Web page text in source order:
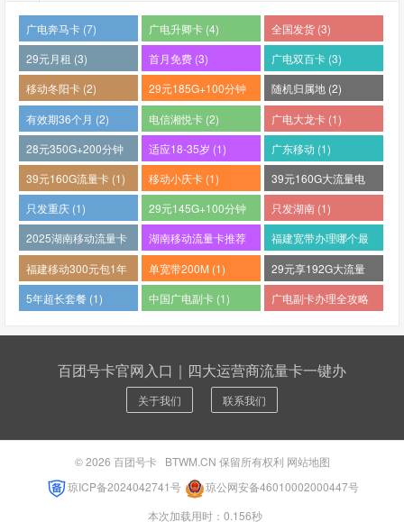
广电奔马卡 (7) 广电升卿卡 (4)
全国发货 (3)
29元月租 (3)
首月免费 (3)
广电双百卡 (3)
移动冬阳卡 (2)
29元185G+100分钟
(2)
随机归属地 (2)
有效期36个月 (2)
电信湘悦卡 (2)
广电大龙卡 (1)
28元350G+200分钟
(1)
适应18-35岁 (1)
广东移动 (1)
39元160G流量卡 (1)
移动小庆卡 (1)
39元160G大流量电
话卡 (1)
只发重庆 (1)
29元145G+100分钟
(1)
只发湖南 (1)
2025湖南移动流量卡
哪个好 (1)
湖南移动流量卡推荐
(1)
福建宽带办理哪个最
便宜 (1)
福建移动300元包1年
(1)
单宽带200M (1)
29元享192G大流量
(1)
5年超长套餐 (1) 中国广电副卡 (1)
广电副卡办理全攻略
百团号卡官网入口｜四大运营商流量卡一键办
关于我们 联系我们
© 2026 百团号卡BTWM.CN 保留所有权利 网站地图
琼ICP备2024042741号
琼公网安备46010002000447号
本次加载用时：0.156秒